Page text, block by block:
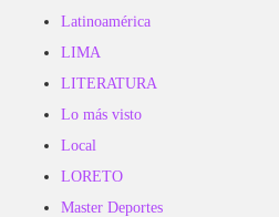
Latinoamérica
LIMA
LITERATURA
Lo más visto
Local
LORETO
Master Deportes